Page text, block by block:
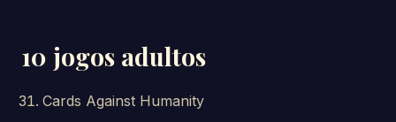
10 jogos adultos
Cards Against Humanity